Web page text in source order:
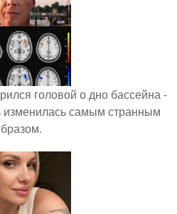
головой о дно бассейна -
изменилась самым странным